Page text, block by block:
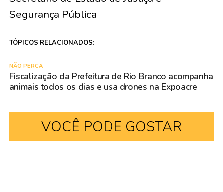
Segurança Pública
TÓPICOS RELACIONADOS:
NÃO PERCA
Fiscalização da Prefeitura de Rio Branco acompanha
animais todos os dias e usa drones na Expoacre
VOCÊ PODE GOSTAR